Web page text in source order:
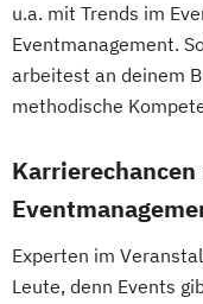
u.a. mit Trends im
Eventmanagement.
arbeitest an deinem
methodische
Karrierechancen
Experten im
Leute, denn Events